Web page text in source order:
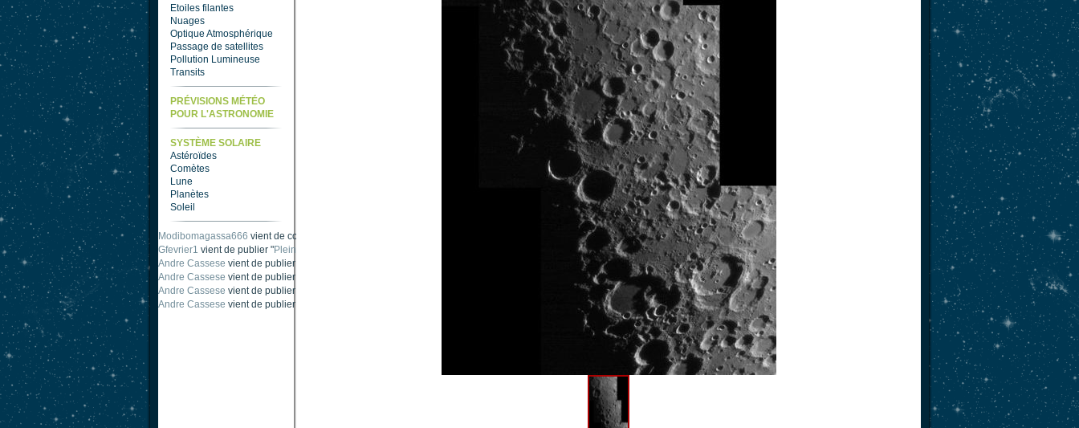
Etoiles filantes
Nuages
Optique Atmosphérique
Passage de satellites
Pollution Lumineuse
Transits
PRÉVISIONS MÉTÉO
POUR L'ASTRONOMIE
SYSTÈME SOLAIRE
Astéroïdes
Comètes
Lune
Planètes
Soleil
Modibomagassa666 vient de commenter "
Gfevrier1 vient de publier "Pleine Lune - 9 Aout 205
Andre Cassese vient de publier "
Andre Cassese vient de publier "
Andre Cassese vient de publier " taches solaires et zone active halpha 27 juin 2021 lunette 120 mm
Andre Cassese vient de publier "